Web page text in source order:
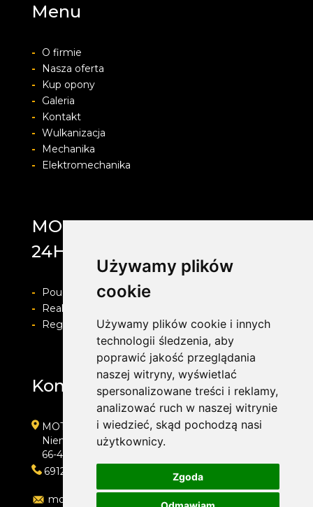
Używamy plików
cookie
Używamy plików cookie i innych
technologii śledzenia, aby
poprawić jakość przeglądania
naszej witryny, wyświetlać
spersonalizowane treści i reklamy,
analizować ruch w naszej witrynie
i wiedzieć, skąd pochodzą nasi
użytkownicy.
Zgoda
Menu
-
O firmie
-
Nasza oferta
-
Kup opony
-
Galeria
-
Kontakt
- Wulkanizacja
-
Mechanika
-
Elektromechanika
MOTOLAB WULKANIZACJA
24H
-
Pouczenie o prawie do odstapienia od umowy
-
Realizacja zamówienia i formy płatności
-
Regulamin i Polityka prywatności
Kontakt
MOTOLAB WULKANIZACJA 24H
Niemcewicza 39
66-400 Gorzów Wielkopolski
691204767
motolab@onet.pl